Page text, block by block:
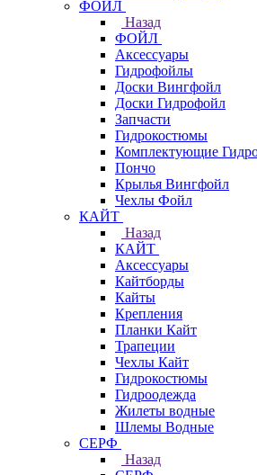
ФОЙЛ
Назад
ФОЙЛ
Аксессуары
Гидрофойлы
Доски Вингфойл
Доски Гидрофойл
Запчасти
Гидрокостюмы
Комплектующие
Пончо
Крылья Вингфойл
Чехлы Фойл
КАЙТ
Назад
КАЙТ
Аксессуары
Кайтборды
Кайты
Крепления
Планки Кайт
Трапеции
Чехлы Кайт
Гидрокостюмы
Гидроодежда
Жилеты водные
Шлемы Водные
СЕРФ
Назад